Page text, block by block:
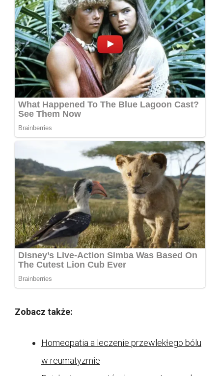
Zobacz także:
Homeopatia a leczenie przewlekłego bólu
w reumatyzmie